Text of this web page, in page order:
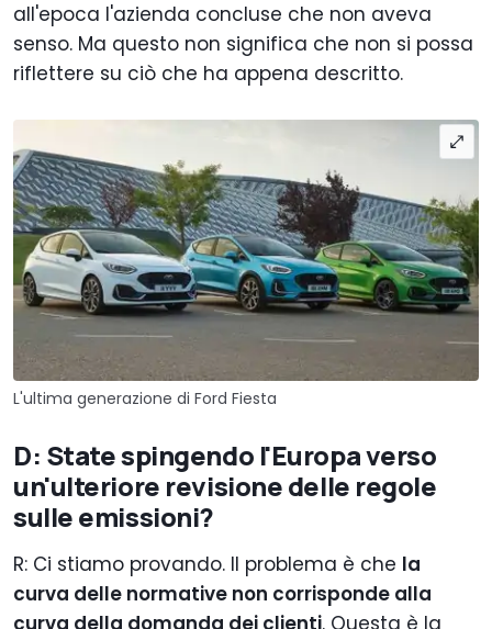
all'epoca l'azienda concluse che non aveva
senso. Ma questo non significa che non si possa
riflettere su ciò che ha appena descritto.
L'ultima generazione di Ford Fiesta
D: State spingendo l'Europa verso
un'ulteriore revisione delle regole
sulle emissioni?
R: Ci stiamo provando. Il problema è che la
curva delle normative non corrisponde alla